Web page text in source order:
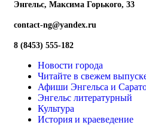
Энгельс, Максима Горького, 33
contact-ng@yandex.ru
8 (8453) 555-182
Новости города
Читайте в свежем
Афиши Энгельса и
Энгельс литературный
Культура
История и краеведение